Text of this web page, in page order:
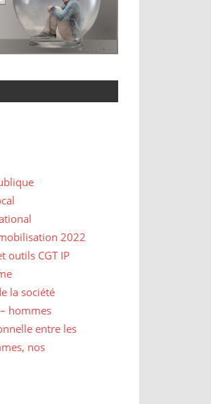
2022
outils CGT IP
la société
hommes
entre les
nos